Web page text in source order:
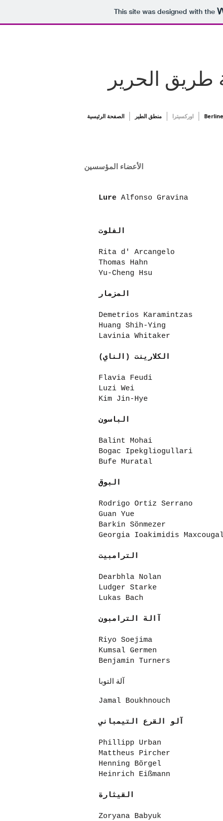
This site was designed with the
طريق الحرير
الصفحة الرئيسية منطق الطير اوركسيترا
Lure Alfonso Gravina
الفلوت
Rita d' Arcangelo
Thomas Hahn
Yu-Cheng Hsu
المزمار
Demetrios Karamintzas
Huang Shih-Ying
Lavinia Whitaker
الكلارينت (الناي)
Flavia Feudi
Luzi Wei
Kim Jin-Hye
الباسون
Balint Mohai
Bogac Ipekgliogullari
Bufe Muratal
البوق
Rodrigo Ortiz Serrano
Guan Yue
Barkin Sönmezer
Georgia Ioakimidis
الترامبيت
Dearbhla Nolan
Ludger Starke
Lukas Bach
آالة الترامبون
Riyo Soejima
Kumsal Germen
Benjamin Turners
آلة التوبا
Jamal Boukhnouch
آلو القرع التيمباني
Phillipp Urban
Mattheus Pircher
Henning Börgel
Heinrich Eißmann
القيثارة
Zoryana Babyuk